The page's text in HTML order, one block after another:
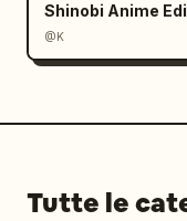
Shinobi Anime
@K
Tutte le